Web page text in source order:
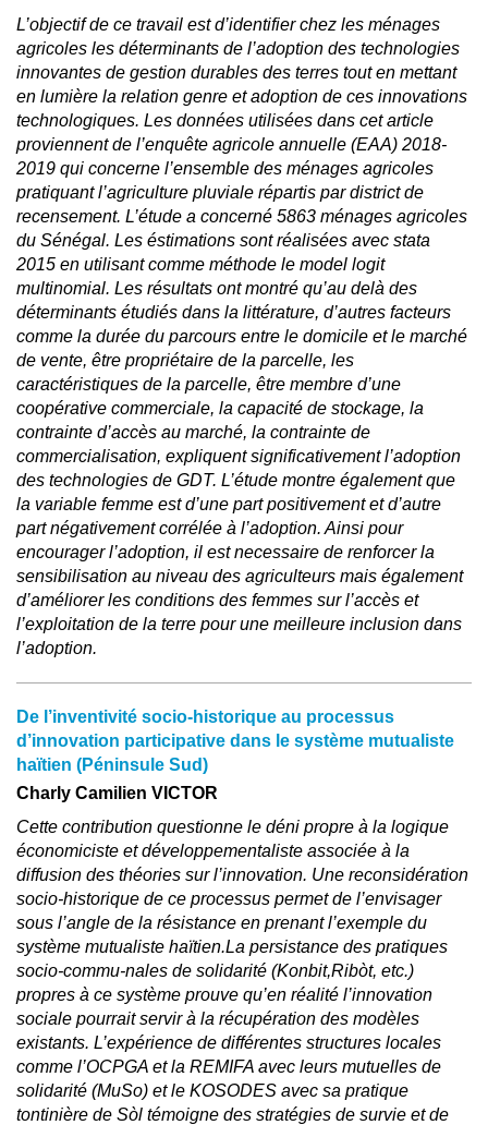
L’objectif de ce travail est d’identifier chez les ménages
agricoles les déterminants de l’adoption des technologies
innovantes de gestion durables des terres tout en mettant
en lumière la relation genre et adoption de ces innovations
technologiques. Les données utilisées dans cet article
proviennent de l’enquête agricole annuelle (EAA) 2018-
2019 qui concerne l’ensemble des ménages agricoles
pratiquant l’agriculture pluviale répartis par district de
recensement. L’étude a concerné 5863 ménages agricoles
du Sénégal. Les éstimations sont réalisées avec stata
2015 en utilisant comme méthode le model logit
multinomial. Les résultats ont montré qu’au delà des
déterminants étudiés dans la littérature, d’autres facteurs
comme la durée du parcours entre le domicile et le marché
de vente, être propriétaire de la parcelle, les
caractéristiques de la parcelle, être membre d’une
coopérative commerciale, la capacité de stockage, la
contrainte d’accès au marché, la contrainte de
commercialisation, expliquent significativement l’adoption
des technologies de GDT. L’étude montre également que
la variable femme est d’une part positivement et d’autre
part négativement corrélée à l’adoption. Ainsi pour
encourager l’adoption, il est necessaire de renforcer la
sensibilisation au niveau des agriculteurs mais également
d’améliorer les conditions des femmes sur l’accès et
l’exploitation de la terre pour une meilleure inclusion dans
l’adoption.
De l’inventivité socio-historique au processus
d’innovation participative dans le système mutualiste
haïtien (Péninsule Sud)
Charly Camilien VICTOR
Cette contribution questionne le déni propre à la logique
économiciste et développementaliste associée à la
diffusion des théories sur l’innovation. Une reconsidération
socio-historique de ce processus permet de l’envisager
sous l’angle de la résistance en prenant l’exemple du
système mutualiste haïtien.La persistance des pratiques
socio-commu-nales de solidarité (Konbit,Ribòt, etc.)
propres à ce système prouve qu’en réalité l’innovation
sociale pourrait servir à la récupération des modèles
existants. L’expérience de différentes structures locales
comme l’OCPGA et la REMIFA avec leurs mutuelles de
solidarité (MuSo) et le KOSODES avec sa pratique
tontinière de Sòl témoigne des stratégies de survie et de